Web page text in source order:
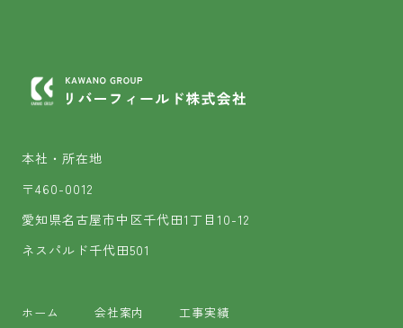
本社・所在地
〒460-0012
愛知県名古屋市中区千代田1丁目10-12
ネスパルド千代田501
ホーム 会社案内 工事実績